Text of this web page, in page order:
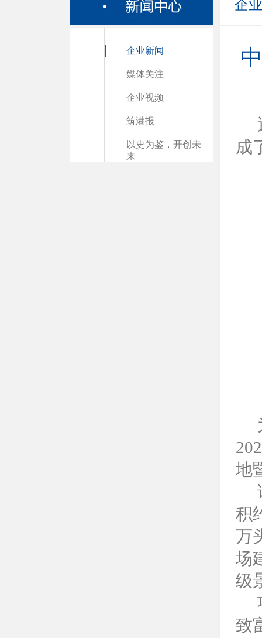
企业新闻
媒体关注
企业视频
筑港报
以史为鉴，开创未
来
企
成
地
积
万
场
级
致